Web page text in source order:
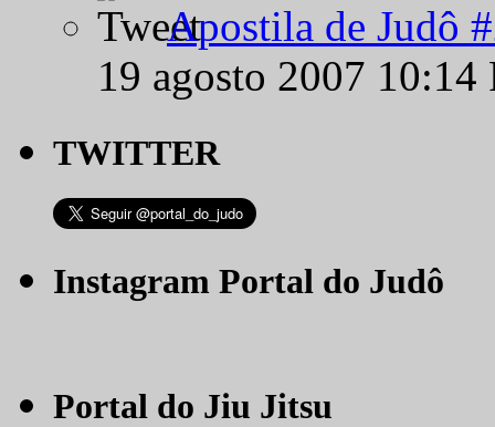
Apostila de Judô
19 agosto 2007
TWITTER
Instagram Portal do Judô
Portal do Jiu Jitsu